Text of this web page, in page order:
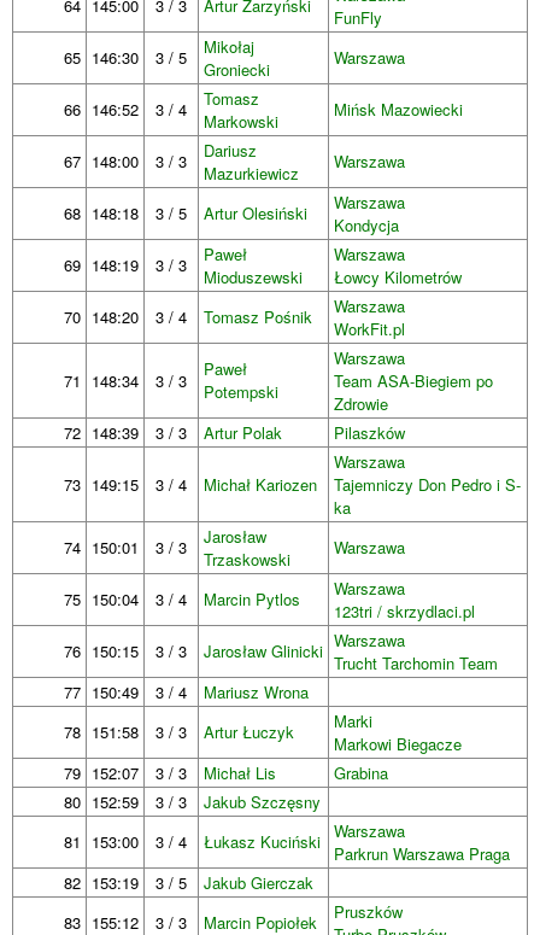
64 145:00 3 / 3 Artur Zarzyński
FunFly
65 146:30 3 / 5
Mikołaj
Groniecki
Warszawa
66 146:52 3 / 4
Tomasz
Markowski
Mińsk Mazowiecki
67 148:00 3 / 3
Dariusz
Mazurkiewicz
Warszawa
68 148:18 3 / 5 Artur Olesiński
Warszawa
Kondycja
69 148:19 3 / 3
Paweł
Mioduszewski
Warszawa
Łowcy Kilometrów
70 148:20 3 / 4 Tomasz Pośnik
Warszawa
WorkFit.pl
71 148:34 3 / 3
Paweł
Potempski
Warszawa
Team ASA-Biegiem po
Zdrowie
72 148:39 3 / 3 Artur Polak Pilaszków
73 149:15 3 / 4 Michał Kariozen
Warszawa
Tajemniczy Don Pedro i S-
ka
74 150:01 3 / 3
Jarosław
Trzaskowski
Warszawa
75 150:04 3 / 4 Marcin Pytlos
Warszawa
123tri / skrzydlaci.pl
76 150:15 3 / 3 Jarosław Glinicki Warszawa
Trucht Tarchomin Team
77 150:49 3 / 4
Mariusz Wrona
78 151:58 3 / 3 Artur Łuczyk
Marki
Markowi Biegacze
79 152:07 3 / 3 Michał Lis
Grabina
80 152:59 3 / 3
Jakub Szczęsny
81
153:00 3 / 4 Łukasz Kuciński Warszawa
Parkrun Warszawa Praga
82 153:19 3 / 5
Jakub Gierczak
83 155:12 3 / 3 Marcin Popiołek
Pruszków